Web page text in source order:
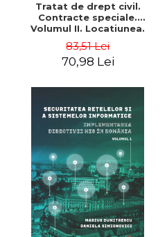
Tratat de drept civil.
Contracte speciale.
Volumul II. Locatiunea.
Arendarea. Mandatul.
Editia a VI-a, actualizata si
83,51 Lei
70,98 Lei